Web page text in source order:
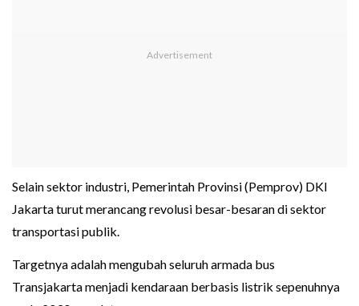
Selain sektor industri, Pemerintah Provinsi (Pemprov) DKI
Jakarta turut merancang revolusi besar-besaran di sektor
transportasi publik.
Targetnya adalah mengubah seluruh armada bus
Transjakarta menjadi kendaraan berbasis listrik sepenuhnya